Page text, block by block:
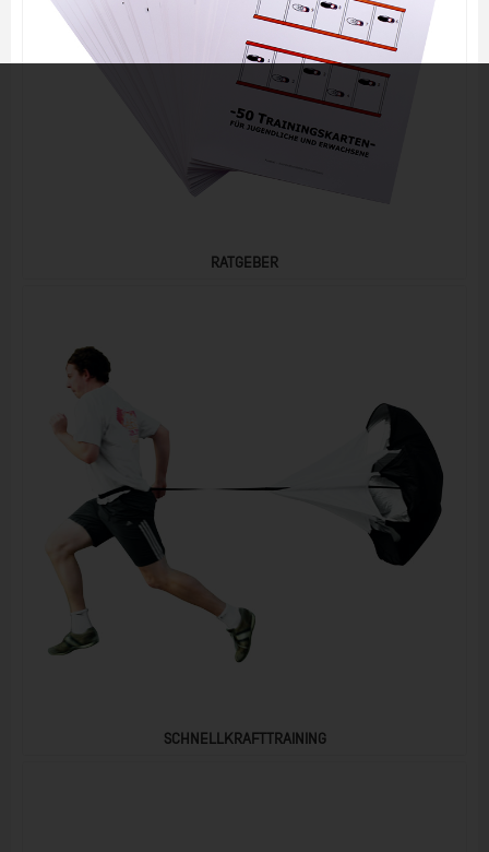
RATGEBER
SCHNELLKRAFTTRAINING